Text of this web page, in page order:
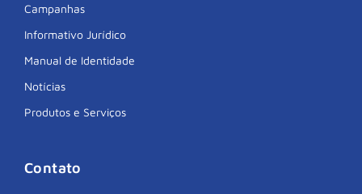
Campanhas
Informativo Jurídico
Manual de Identidade
Notícias
Produtos e Serviços
Contato